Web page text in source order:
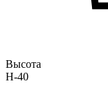
Высота
H-40